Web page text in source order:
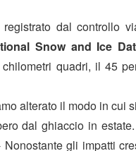
dal controllo
Snow and Ice
quadri, il 45
alterato il modo in cui
dal ghiaccio in
Nonostante gli impatti